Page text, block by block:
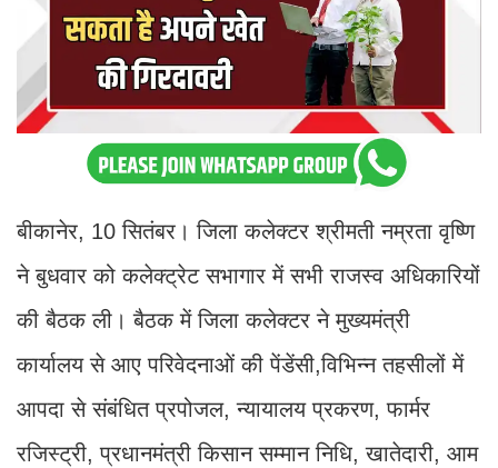
बीकानेर, 10 सितंबर। जिला कलेक्टर श्रीमती नम्रता वृष्णि
ने बुधवार को कलेक्ट्रेट सभागार में सभी राजस्व अधिकारियों
की बैठक ली। बैठक में जिला कलेक्टर ने मुख्यमंत्री
कार्यालय से आए परिवेदनाओं की पेंडेंसी,विभिन्न तहसीलों में
आपदा से संबंधित प्रपोजल, न्यायालय प्रकरण, फार्मर
रजिस्ट्री, प्रधानमंत्री किसान सम्मान निधि, खातेदारी, आम